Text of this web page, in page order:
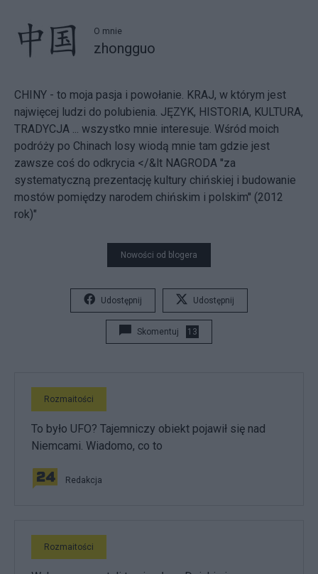
O mnie
zhongguo
CHINY - to moja pasja i powołanie. KRAJ, w którym jest
najwięcej ludzi do polubienia. JĘZYK, HISTORIA, KULTURA,
TRADYCJA ... wszystko mnie interesuje. Wśród moich
podróży po Chinach losy wiodą mnie tam gdzie jest
zawsze coś do odkrycia </&lt NAGRODA ''za
systematyczną prezentację kultury chińskiej i budowanie
mostów pomiędzy narodem chińskim i polskim'' (2012
rok)"
Nowości od blogera
Udostępnij Udostępnij
Skomentuj 13
Rozmaitości
To było UFO? Tajemniczy obiekt pojawił się nad
Niemcami. Wiadomo, co to
Redakcja
Rozmaitości